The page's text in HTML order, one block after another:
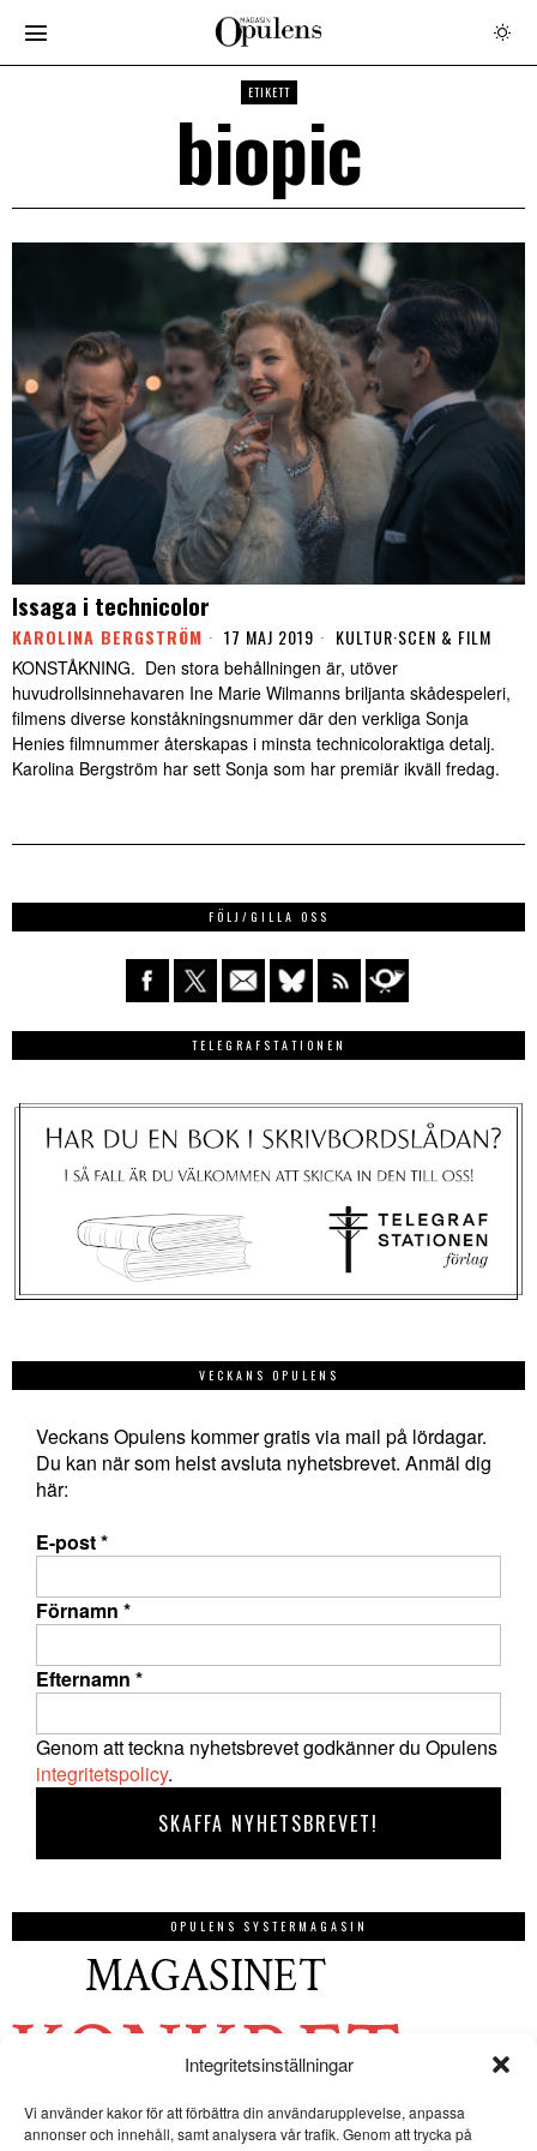
Integritetsinställningar
Vi använder kakor för att förbättra din användarupplevelse, anpassa
annonser och innehåll, samt analysera vår trafik. Genom att trycka på
ETIKETT
biopic
Issaga i technicolor
KAROLINA BERGSTRÖM 17 MAJ 2019 KULTUR·SCEN & FILM
KONSTÅKNING. Den stora behållningen är, utöver
huvudrollsinnehavaren Ine Marie Wilmanns briljanta skådespeleri,
filmens diverse konståkningsnummer där den verkliga Sonja
Henies filmnummer återskapas i minsta technicoloraktiga detalj.
Karolina Bergström har sett Sonja som har premiär ikväll fredag.
FÖLJ/GILLA OSS
TELEGRAFSTATIONEN
VECKANS OPULENS
Veckans Opulens kommer gratis via mail på lördagar.
Du kan när som helst avsluta nyhetsbrevet. Anmäl dig
här:
E-post*
Förnamn *
Efternamn *
Genom att teckna nyhetsbrevet godkänner du Opulens
integritetspolicy.
OPULENS SYSTERMAGASIN